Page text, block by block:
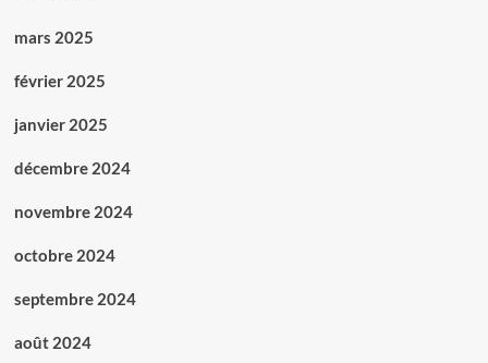
mars 2025
février 2025
janvier 2025
décembre 2024
novembre 2024
octobre 2024
septembre 2024
août 2024